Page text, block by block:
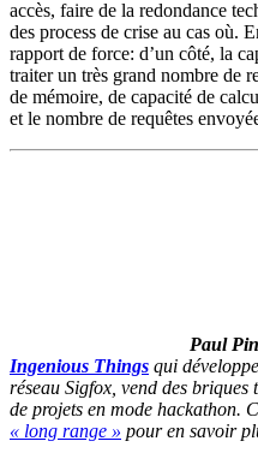
accès, faire de la redondance
des process de crise au cas où.
rapport de force: d’un côté, la
traiter un très grand nombre de
de mémoire, de capacité de
et le nombre de requêtes
Paul
Ingenious Things qui
réseau Sigfox, vend des
de projets en mode hackathon.
« long range » pour en savoir